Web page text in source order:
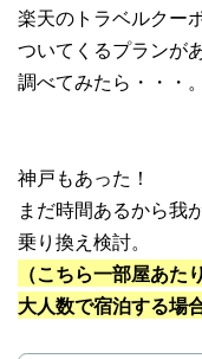
楽天のトラベルクー
ついてくるプランが
調べてみたら・・・。
神戸もあった！
まだ時間あるから我
乗り換え検討。
（こちら一部屋あた
大人数で宿泊する場